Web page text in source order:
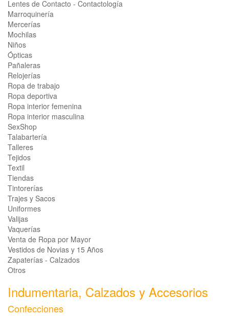
Lentes de Contacto - Contactología
Marroquinería
Mercerías
Mochilas
Niños
Ópticas
Pañaleras
Relojerías
Ropa de trabajo
Ropa deportiva
Ropa interior femenina
Ropa interior masculina
SexShop
Talabartería
Talleres
Tejidos
Textil
Tiendas
Tintorerías
Trajes y Sacos
Uniformes
Valijas
Vaquerías
Venta de Ropa por Mayor
Vestidos de Novias y 15 Años
Zapaterías - Calzados
Otros
Indumentaria, Calzados y Accesorios
Confecciones